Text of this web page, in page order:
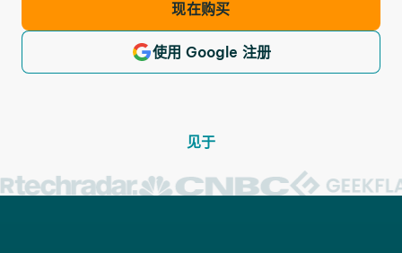
现在购买
使用 Google 注册
见于